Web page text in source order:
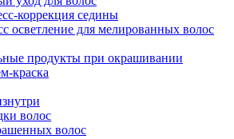
коррекция седины
осветление для мелированных волос
продукты при окрашивании
краска
волос
волос